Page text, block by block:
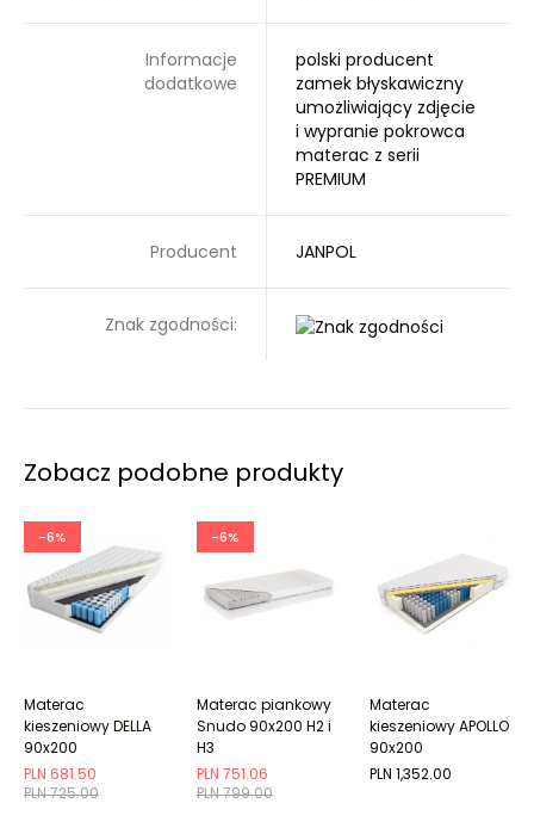
Informacje
dodatkowe
polski producent
zamek błyskawiczny
umożliwiający zdjęcie
i wypranie pokrowca
materac z serii
PREMIUM
Producent JANPOL
Znak zgodności:
Zobacz podobne produkty
-6%
PLN 725.00
PLN 681.50
Materac
kieszeniowy DELLA
90x200
-6%
PLN 799.00
PLN 751.06
Materac piankowy
Snudo 90x200 H2 i
H3
PLN 1,352.00
Materac
kieszeniowy APOLLO
90x200